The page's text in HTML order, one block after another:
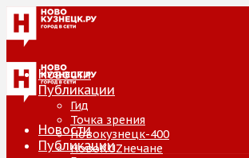
Новости
Публикации
Гид
Точка зрения
Новокузнецк-400
НовоKUZнечане
Новости
Публикации